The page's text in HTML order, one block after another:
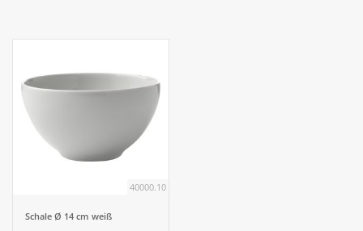
Aufsteller
Bar
Tafeln
Berufsbekleidung
40000.10
Schale Ø 14 cm weiß